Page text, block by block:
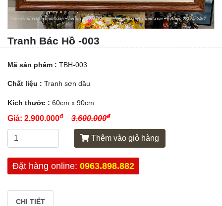
Tranh Bác Hồ -003
Mã sản phẩm : TBH-003
Chất liệu : Tranh sơn dầu
Kích thước : 60cm x 90cm
Giá: 2.900.000đ 3.600.000đ
Thêm vào giỏ hàng
Đặt hàng online: 0963.898.882
CHI TIẾT